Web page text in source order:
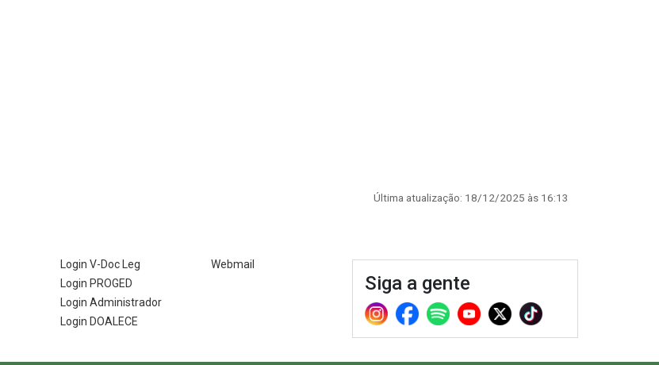
Última atualização: 18/12/2025 às 16:13
Login V-Doc Leg
Login PROGED
Login Administrador
Login DOALECE
Webmail
Siga a gente